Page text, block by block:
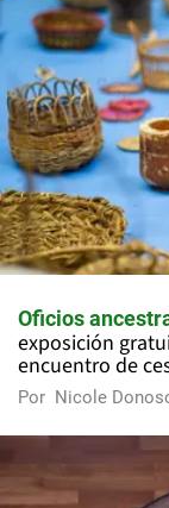
Oficios
exposición
encuentro de
Por Nicole